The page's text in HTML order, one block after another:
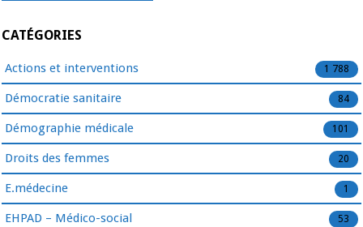
CATÉGORIES
Actions et interventions 1 788
Démocratie sanitaire 84
Démographie médicale 101
Droits des femmes 20
E.médecine 1
EHPAD – Médico-social 53